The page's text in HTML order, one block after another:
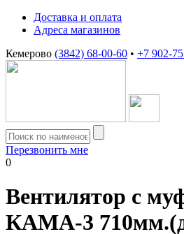
Доставка и оплата
Адреса магазинов
Кемерово (3842) 68-00-60 • +7 902-
Перезвонить мне
0
Вентилятор с
КАМА-3